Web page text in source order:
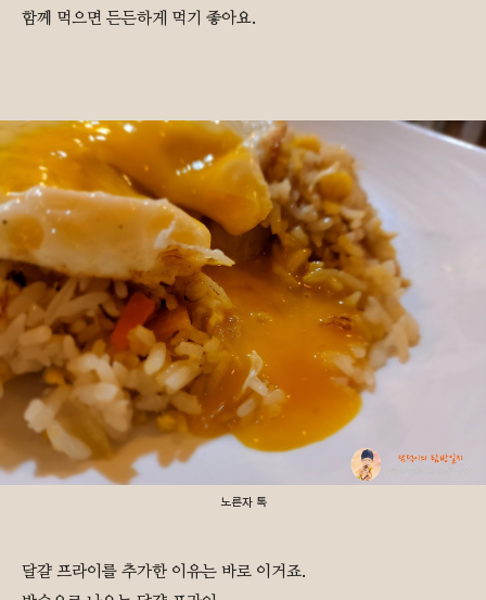
함께 먹으면 든든하게 먹기 좋아요.
노른자 톡
달걀 프라이를 추가한 이유는 바로 이거죠.